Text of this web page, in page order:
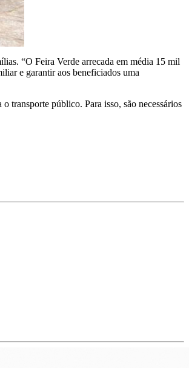
“O Feira Verde arrecada em média 15 mil
e garantir aos beneficiados uma
transporte público. Para isso, são necessários